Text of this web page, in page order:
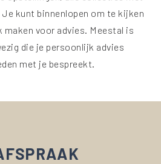
kunt binnenlopen om te kijken
voor advies. Meestal is
die je persoonlijk advies
met je bespreekt.